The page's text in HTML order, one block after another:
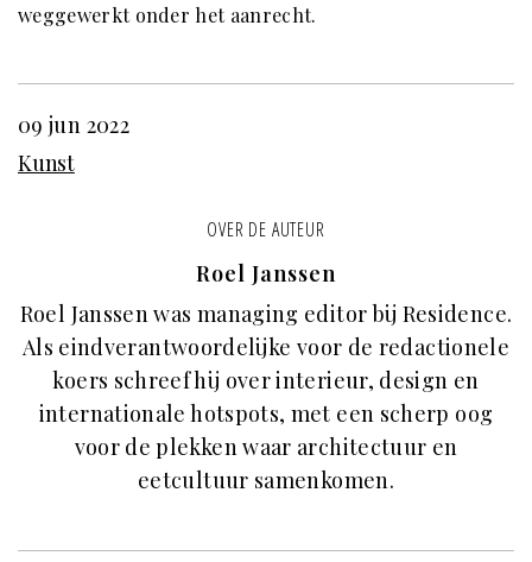
weggewerkt onder het aanrecht.
09 jun 2022
Kunst
OVER DE AUTEUR
Roel Janssen
Roel Janssen was managing editor bij Residence.
Als eindverantwoordelijke voor de redactionele
koers schreef hij over interieur, design en
internationale hotspots, met een scherp oog
voor de plekken waar architectuur en
eetcultuur samenkomen.